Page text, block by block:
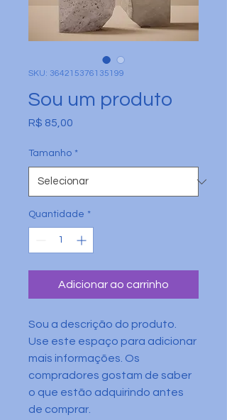
SKU: 364215376135199
Sou um produto
R$ 85,00
Tamanho *
Quantidade *
Adicionar ao carrinho
Sou a descrição do produto.
Use este espaço para adicionar
mais informações. Os
compradores gostam de saber
o que estão adquirindo antes
de comprar.